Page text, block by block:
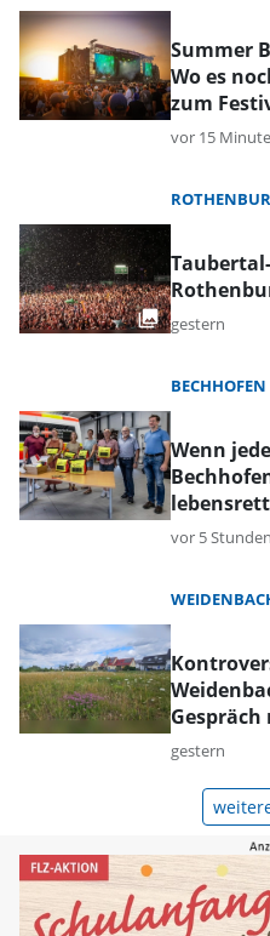
Summer
Wo es
zum
vor 15
gestern
BECHHOFEN
Wenn
vor 5 Stunden
gestern